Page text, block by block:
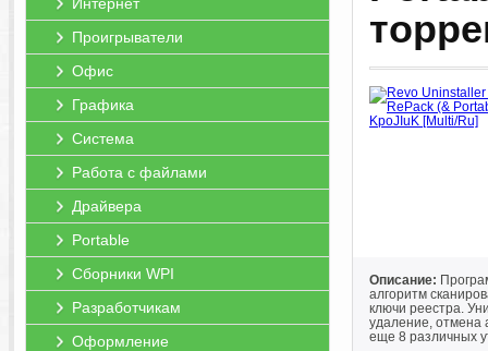
Проигрыватели
Офис
Графика
Система
Работа с файлами
Драйвера
Portable
Сборники WPI
Разработчикам
Оформление
Описание:
алгоритм
ключи реестра.
удаление, отмена
еще 8 различных